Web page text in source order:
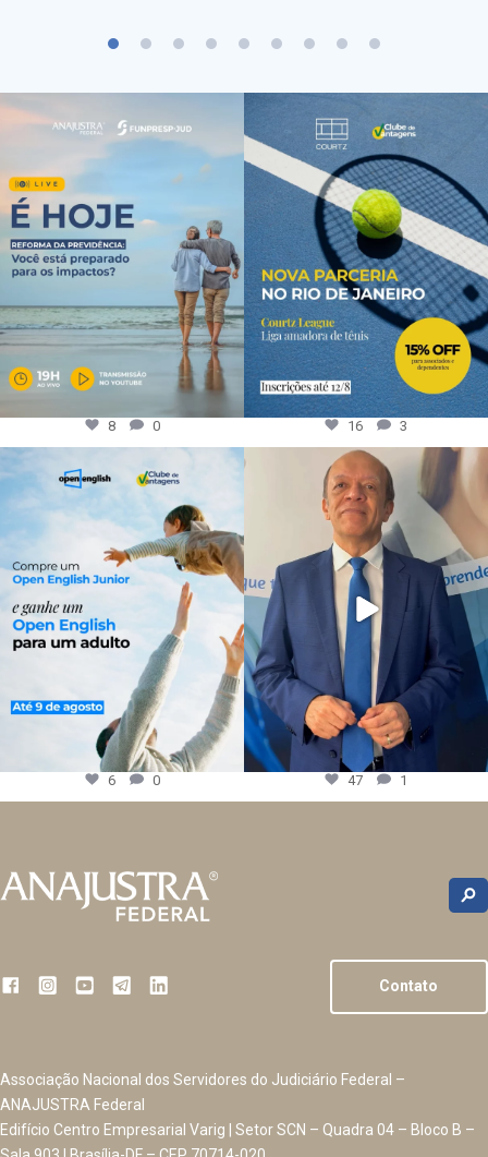
8 0 16 3
6 0 47 1
Contato
Associação Nacional dos Servidores do Judiciário Federal –
ANAJUSTRA Federal
Edifício Centro Empresarial Varig | Setor SCN – Quadra 04 – Bloco B –